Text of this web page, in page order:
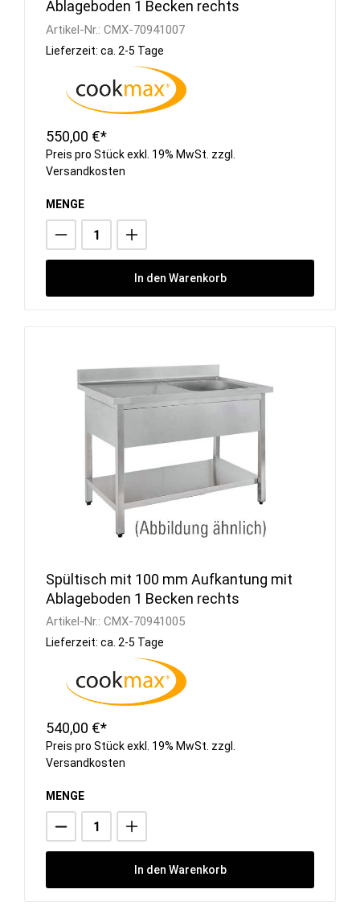
Ablageboden 1 Becken rechts
Artikel-Nr.: CMX-70941007
Lieferzeit: ca. 2-5 Tage
550,00 €*
Preis pro Stück exkl. 19% MwSt. zzgl.
Versandkosten
MENGE
In den Warenkorb
Spültisch mit 100 mm Aufkantung mit
Ablageboden 1 Becken rechts
Artikel-Nr.: CMX-70941005
Lieferzeit: ca. 2-5 Tage
540,00 €*
Preis pro Stück exkl. 19% MwSt. zzgl.
Versandkosten
MENGE
In den Warenkorb